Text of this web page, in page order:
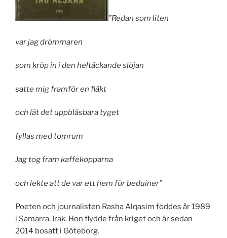
”Redan som liten
var jag drömmaren
som kröp in i den heltäckande slöjan
satte mig framför en fläkt
och lät det uppblåsbara tyget
fyllas med tomrum
Jag tog fram kaffekopparna
och lekte att de var ett hem för beduiner”
Poeten och journalisten Rasha Alqasim föddes år 1989
i Samarra, Irak. Hon flydde från kriget och är sedan
2014 bosatt i Göteborg.